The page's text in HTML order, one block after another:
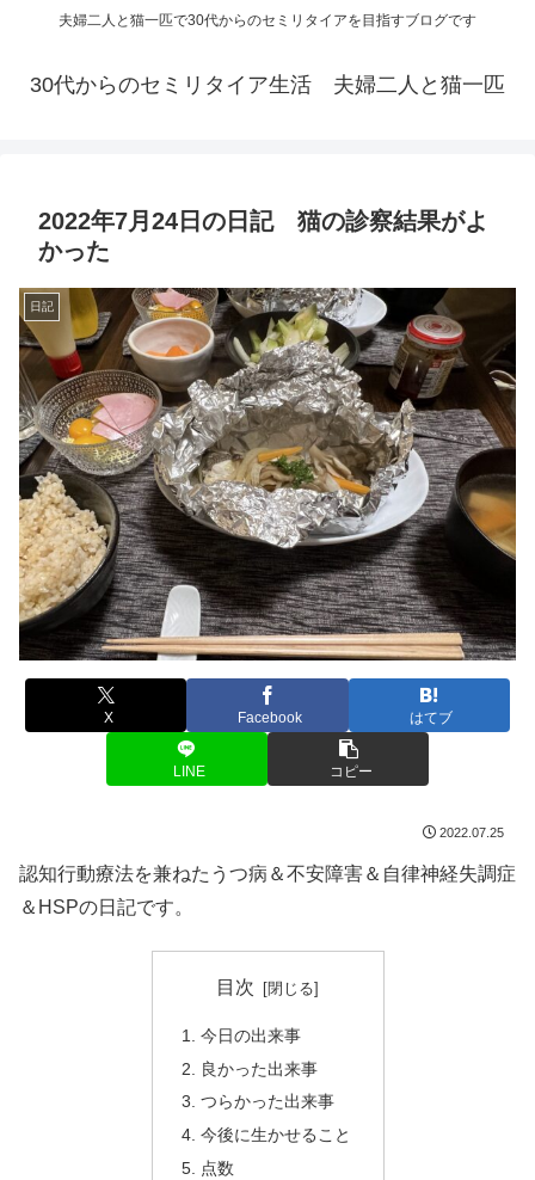
夫婦二人と猫一匹で30代からのセミリタイアを目指すブログです
30代からのセミリタイア生活 夫婦二人と猫一匹
2022年7月24日の日記 猫の診察結果がよ
かった
日記
X Facebook はてブ
LINE コピー
2022.07.25
認知行動療法を兼ねたうつ病＆不安障害＆自律神経失調症
＆HSPの日記です。
目次
今日の出来事
良かった出来事
つらかった出来事
今後に生かせること
点数